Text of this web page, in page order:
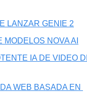
LANZAR GENIE 2
NOVA AI
IA DE VIDEO
WEB BASADA EN